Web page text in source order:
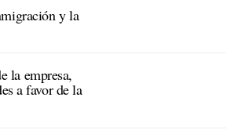
y la
la empresa,
a favor de la